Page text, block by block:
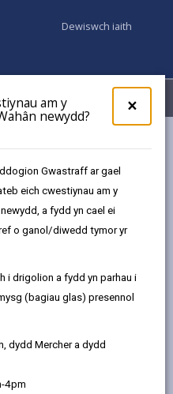
×
am y
newydd?
Gwastraff ar gael
eich cwestiynau am y
a fydd yn cael ei
o ganol/diwedd tymor yr
i drigolion a fydd yn parhau i
(bagiau glas) presennol
dydd Mercher a dydd
4pm
Dewiswch iaith
share
this
on
opens
share
this
on
cymwys gan y
a mentrau hunan-
â’r Rheoliadau